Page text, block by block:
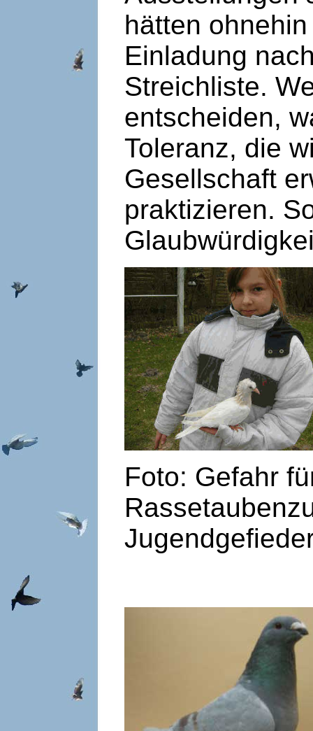
hätten
Einladung
Streichliste.
entscheiden,
Toleranz, die
Gesellschaft
praktizieren.
Foto: Gefahr